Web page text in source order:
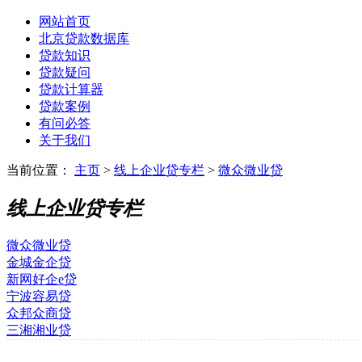
网站首页
北京贷款数据库
贷款知识
贷款疑问
贷款计算器
贷款案例
有问必答
关于我们
当前位置： 主页 > 线上企业贷专栏 > 微众微业贷
线上企业贷专栏
微众微业贷
金城金企贷
新网好企e贷
宁波容易贷
众邦众商贷
三湘湘业贷